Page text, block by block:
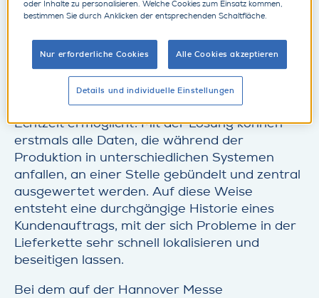
Fertigungsindustrie, präsentiert auf der
Hannover Messe 2019 gemeinsam mit Bosch
Rexroth und der auf Smart-Factory-Lösungen
spezialisierten IoTOS GmbH eine innovative
Track&Trace-Lösung, die eine lückenlose
Verfolgung eines Kundenauftrags von der
Bestellung bis zur Auslieferung der Ware in
Echtzeit ermöglicht. Mit der Lösung können
erstmals alle Daten, die während der
Produktion in unterschiedlichen Systemen
anfallen, an einer Stelle gebündelt und zentral
ausgewertet werden. Auf diese Weise
entsteht eine durchgängige Historie eines
Kundenauftrags, mit der sich Probleme in der
Lieferkette sehr schnell lokalisieren und
beseitigen lassen.
Bei dem auf der Hannover Messe
oder Inhalte zu personalisieren. Welche Cookies zum Einsatz kommen,
bestimmen Sie durch Anklicken der entsprechenden Schaltfläche.
Nur erforderliche Cookies Alle Cookies akzeptieren
Details und individuelle Einstellungen